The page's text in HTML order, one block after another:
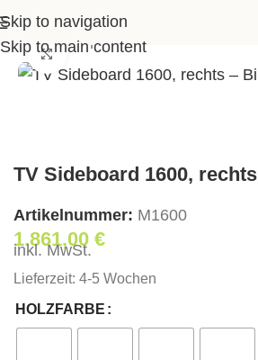
Skip to navigation
Skip to main content
>Shop>Wohnen
Klick zum Vergrößern
TV Sideboard 1600, rechts
Artikelnummer: М1600
1.861,00 €
inkl. MwSt.
Lieferzeit: 4-5 Wochen
HOLZFARBE